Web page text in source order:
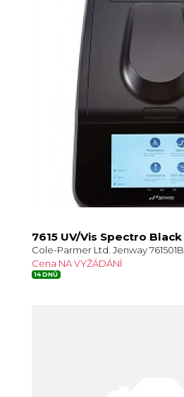
7615 UV/Vis Spectro Black
Cole-Parmer Ltd. Jenway 761501B
Cena NA VYŽÁDÁNÍ
14 DNŮ